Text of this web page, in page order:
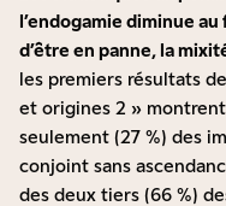
l’endogamie diminue
d’être en panne, la
les premiers résultats
et origines 2 »
seulement (27 %) des
conjoint sans
des deux tiers (66 %)